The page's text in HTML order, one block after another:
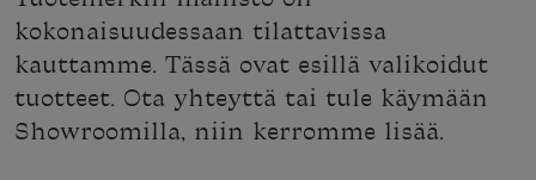
kokonaisuudessaan tilattavissa
kauttamme. Tässä ovat esillä valikoidut
tuotteet. Ota yhteyttä tai tule käymään
Showroomilla, niin kerromme lisää.